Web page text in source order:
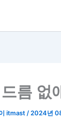
름 없
itmast / 2024년